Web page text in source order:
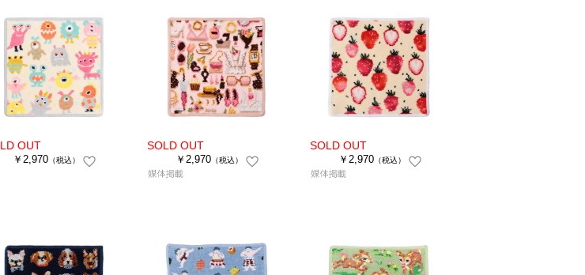
￥2,970（税込） ￥2,970（税込） ￥2,970（税込）